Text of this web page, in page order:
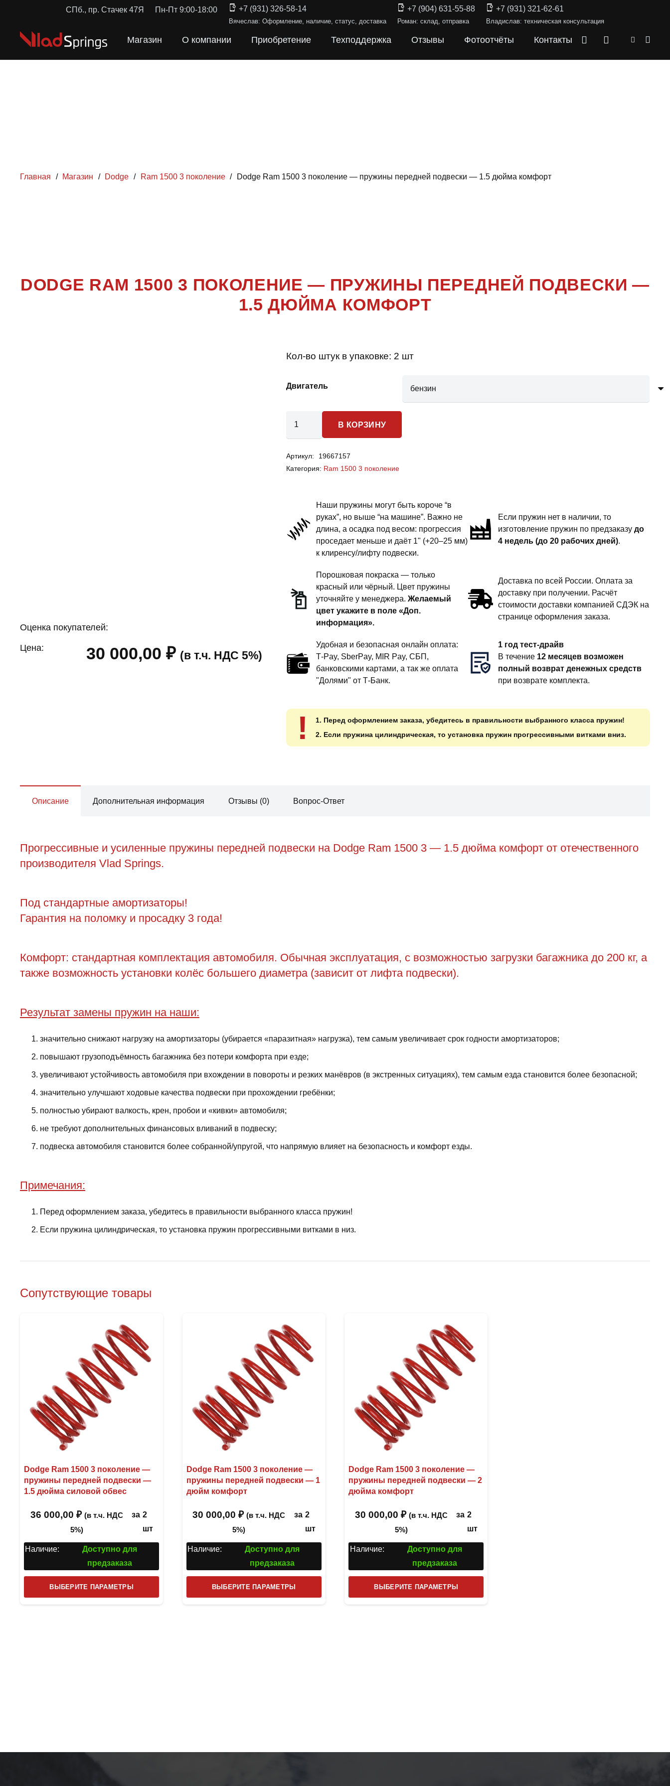
СПб., пр. Стачек 47Я Пн-Пт 9:00-18:00 +7 (931) 326-58-14
Вячеслав: Оформление, наличие, статус, доставка
+7 (904) 631-55-88
Роман: склад, отправка
+7 (931) 321-62-61
Владислав: техническая консультация
Магазин О компании Приобретение Техподдержка Отзывы Фотоотчёты Контакты
Главная / Магазин / Dodge / Ram 1500 3 поколение / Dodge Ram 1500 3 поколение — пружины передней подвески — 1.5 дюйма комфорт
1500 3 ПОКОЛЕНИЕ
DODGE RAM 1500 3 ПОКОЛЕНИЕ — ПРУЖИНЫ ПЕРЕДНЕЙ ПОДВЕСКИ —
1.5 ДЮЙМА КОМФОРТ
Оценка покупателей:
Цена: 30 000,00₽ (в т.ч. НДС 5%)
Кол-во штук в упаковке: 2 шт
Двигатель
Ram
1500
поколение
пружины
передней
подвески
дюйма
комфорт
В КОРЗИНУ
Артикул:
19667157
Категория: Ram 1500 3 поколение
Наши пружины могут быть короче “в
руках”, но выше “на машине”. Важно не
длина, а осадка под весом: прогрессия
проседает меньше и даёт 1" (+20–25 мм)
к клиренсу/лифту подвески.
Если пружин нет в наличии, то
изготовление пружин по предзаказудо
4 недель (до 20 рабочих дней).
Порошковая покраска — только
красный или чёрный. Цвет пружины
уточняйте у менеджера.Желаемый
цвет укажите в поле «Доп.
информация».
Доставка по всей России. Оплата за
доставку при получении. Расчёт
стоимости доставки компанией СДЭК на
странице оформления заказа.
Удобная и безопасная онлайн оплата:
T‑Pay, SberPay, MIR Pay, СБП,
банковскими картами, а так же оплата
"Долями" от Т-Банк.
1 год тест-драйв
В течение 12 месяцев возможен
полный возврат денежных средств
при возврате комплекта.
!
1. Перед оформлением заказа, убедитесь в правильности выбранного класса пружин!
2. Если пружина цилиндрическая, то установка пружин прогрессивными витками вниз.
Описание Дополнительная информация Отзывы (0) Вопрос-Ответ
Прогрессивные и усиленные пружины передней подвески на Dodge Ram 1500 3 — 1.5 дюйма комфорт от отечественного
производителя Vlad Springs.
Под стандартные амортизаторы!
Гарантия на поломку и просадку 3 года!
Комфорт: стандартная комплектация автомобиля. Обычная эксплуатация, с возможностью загрузки багажника до 200 кг, а
также возможность установки колёс большего диаметра (зависит от лифта подвески).
Результат замены пружин на наши:
значительно снижают нагрузку на амортизаторы (убирается «паразитная» нагрузка), тем самым увеличивает срок годности амортизаторов;
повышают грузоподъёмность багажника без потери комфорта при езде;
увеличивают устойчивость автомобиля при вхождении в повороты и резких манёвров (в экстренных ситуациях), тем самым езда становится более безопасной;
значительно улучшают ходовые качества подвески при прохождении гребёнки;
полностью убирают валкость, крен, пробои и «кивки» автомобиля;
не требуют дополнительных финансовых вливаний в подвеску;
подвеска автомобиля становится более собранной/упругой, что напрямую влияет на безопасность и комфорт езды.
Примечания:
Перед оформлением заказа, убедитесь в правильности выбранного класса пружин!
Если пружина цилиндрическая, то установка пружин прогрессивными витками в низ.
Сопутствующие товары
Dodge Ram 1500 3 поколение —
пружины передней подвески —
1.5 дюйма силовой обвес
36 000,00 ₽ (в т.ч. НДС
5%)
за 2
шт
Наличие:
Доступно для
предзаказа
ВЫБЕРИТЕ ПАРАМЕТРЫ
товар
Dodge Ram 1500 3 поколение —
пружины передней подвески — 1
дюйм комфорт
30 000,00₽ (в т.ч. НДС
5%)
за 2
шт
Наличие:
Доступно для
предзаказа
ВЫБЕРИТЕ ПАРАМЕТРЫ
товар
Dodge Ram 1500 3 поколение —
пружины передней подвески — 2
дюйма комфорт
30 000,00 ₽ (в т.ч. НДС
5%)
за 2
шт
Наличие:
Доступно для
предзаказа
ВЫБЕРИТЕ ПАРАМЕТРЫ
товар